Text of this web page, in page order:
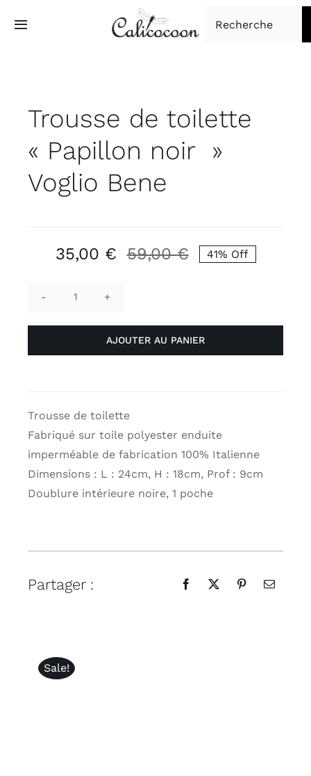
Toggle
Tapisserie d’ameublement
Boutique
À propos
Sale!
Trousse de toilette
« Papillon noir »
Voglio Bene
59,00€Le
était :
59,00 €.
35,00 €
Le
est :
35,00 €.
41% Off
de
Trousse
de
noir
Voglio
AJOUTER AU PANIER
Trousse de toilette
Fabriqué sur toile polyester enduite
imperméable de fabrication 100% Italienne
Dimensions : L : 24cm, H : 18cm, Prof : 9cm
Doublure intérieure noire, 1 poche
Partager :